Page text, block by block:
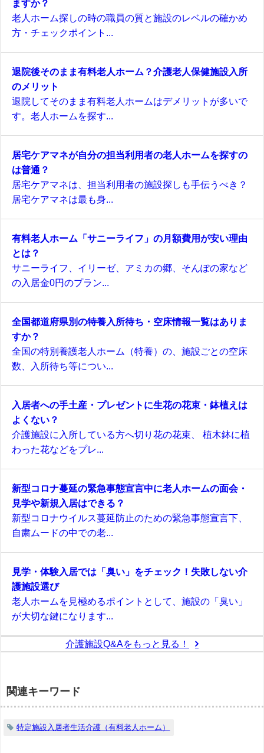
ますか？
老人ホーム探しの時の職員の質と施設のレベルの確かめ
方・チェックポイント...
退院後そのまま有料老人ホーム？介護老人保健施設入所
のメリット
退院してそのまま有料老人ホームはデメリットが多いで
す。老人ホームを探す...
居宅ケアマネが自分の担当利用者の老人ホームを探すの
は普通？
居宅ケアマネは、担当利用者の施設探しも手伝うべき？
居宅ケアマネは最も身...
有料老人ホーム「サニーライフ」の月額費用が安い理由
とは？
サニーライフ、イリーゼ、アミカの郷、そんぽの家など
の入居金0円のプラン...
全国都道府県別の特養入所待ち・空床情報一覧はありま
すか？
全国の特別養護老人ホーム（特養）の、施設ごとの空床
数、入所待ち等につい...
入居者への手土産・プレゼントに生花の花束・鉢植えは
よくない？
介護施設に入所している方へ切り花の花束、 植木鉢に植
わった花などをプレ...
新型コロナ蔓延の緊急事態宣言中に老人ホームの面会・
見学や新規入居はできる？
新型コロナウイルス蔓延防止のための緊急事態宣言下、
自粛ムードの中での老...
見学・体験入居では「臭い」をチェック！失敗しない介
護施設選び
老人ホームを見極めるポイントとして、施設の「臭い」
が大切な鍵になります...
介護施設Q&Aをもっと見る！
関連キーワード
特定施設入居者生活介護（有料老人ホーム）